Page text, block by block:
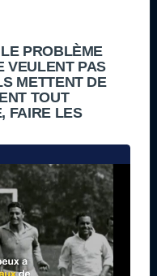
PROBLÈME
VEULENT PAS
METTENT DE
TOUT
FAIRE LES